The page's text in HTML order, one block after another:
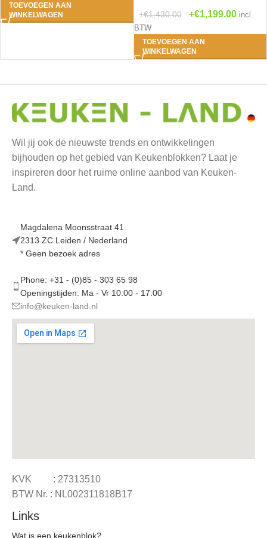
TOEVOEGEN AAN
WINKELWAGEN
€1,430.00 €1,199.00 incl.
BTW
TOEVOEGEN AAN
WINKELWAGEN
Wil jij ook de nieuwste trends en ontwikkelingen
bijhouden op het gebied van Keukenblokken? Laat je
inspireren door het ruime online aanbod van Keuken-
Land.
Magdalena Moonsstraat 41
2313 ZC Leiden / Nederland
* Geen bezoek adres
Phone: +31 - (0)85 - 303 65 98
Openingstijden: Ma - Vr 10:00 - 17:00
info@keuken-land.nl
KVK : 27313510
BTW Nr. : NL002311818B17
Links
Wat is een keukenblok?